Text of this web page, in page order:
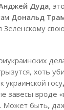
Дуда,
Дональд
хоть
завесы вроде
быть,